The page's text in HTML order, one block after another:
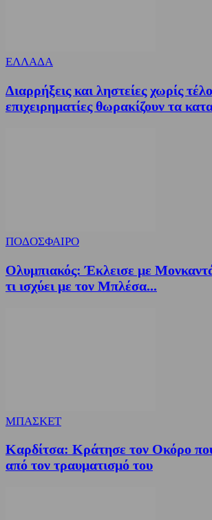
ΕΛΛΑΔΑ
Διαρρήξεις και ληστείες χωρίς
επιχειρηματίες θωρακίζουν τα
ΠΟΔΟΣΦΑΙΡΟ
Ολυμπιακός: Έκλεισε με
τι ισχύει με τον Μπλέσα...
ΜΠΑΣΚΕΤ
Καρδίτσα: Κράτησε τον Οκόρο
από τον τραυματισμό του